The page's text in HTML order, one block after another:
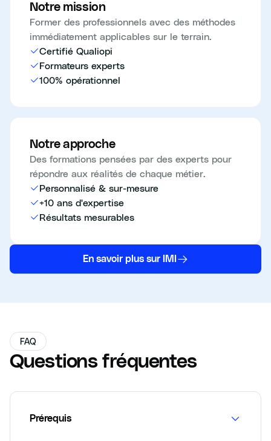
Notre mission
Former des professionnels avec des méthodes
immédiatement applicables sur le terrain.
Certifié Qualiopi
Formateurs experts
100% opérationnel
Notre approche
Des formations pensées par des experts pour
répondre aux réalités de chaque métier.
Personnalisé & sur-mesure
+10 ans d'expertise
Résultats mesurables
En savoir plus sur IMI
FAQ
Questions fréquentes
Prérequis